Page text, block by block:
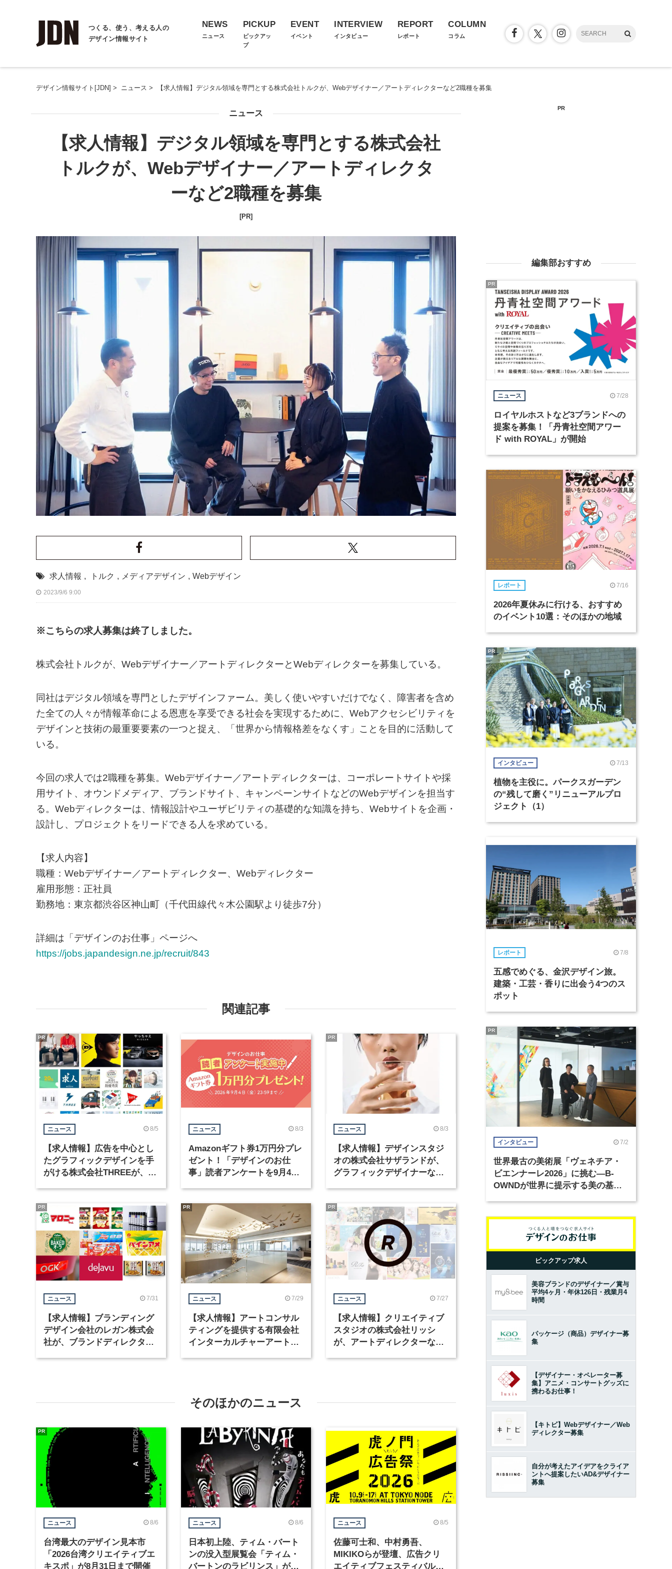
つくる、使う、考える人の
デザイン情報サイト
NEWS
ニュース
PICKUP
ピックアッ
プ
EVENT
イベント
INTERVIEW
インタビュー
REPORT
レポート
COLUMN
コラム
デザイン情報サイト[JDN] > ニュース > 【求人情報】デジタル領域を専門とする株式会社トルクが、Webデザイナー／アートディレクターなど2職種を募集
ニュース
【求人情報】デジタル領域を専門とする株式会社
トルクが、Webデザイナー／アートディレクタ
ーなど2職種を募集
[PR]
求人情報 , トルク , メディアデザイン , Webデザイン
2023/9/6 9:00
※こちらの求人募集は終了しました。
株式会社トルクが、Webデザイナー／アートディレクターとWebディレクターを募集している。
同社はデジタル領域を専門としたデザインファーム。美しく使いやすいだけでなく、障害者を含め
た全ての人々が情報革命による恩恵を享受できる社会を実現するために、Webアクセシビリティを
デザインと技術の最重要要素の一つと捉え、「世界から情報格差をなくす」ことを目的に活動して
いる。
今回の求人では2職種を募集。Webデザイナー／アートディレクターは、コーポレートサイトや採
用サイト、オウンドメディア、ブランドサイト、キャンペーンサイトなどのWebデザインを担当す
る。Webディレクターは、情報設計やユーザビリティの基礎的な知識を持ち、Webサイトを企画・
設計し、プロジェクトをリードできる人を求めている。
【求人内容】
職種：Webデザイナー／アートディレクター、Webディレクター
雇用形態：正社員
勤務地：東京都渋谷区神山町（千代田線代々木公園駅より徒歩7分）
詳細は「デザインのお仕事」ページへ
https://jobs.japandesign.ne.jp/recruit/843
関連記事
ニュース 8/5
【求人情報】広告を中心とし
たグラフィックデザインを手
がける株式会社THREEが、グ
PR
ニュース 8/3
Amazonギフト券1万円分プレ
ゼント！「デザインのお仕
事」読者アンケートを9月4日
ニュース 8/3
【求人情報】デザインスタジ
オの株式会社サザランドが、
グラフィックデザイナーなど2
PR
ニュース 7/31
【求人情報】ブランディング
デザイン会社のレガン株式会
社が、ブランドディレクター
PR
ニュース 7/29
【求人情報】アートコンサル
ティングを提供する有限会社
インターカルチャーアート
PR
ニュース 7/27
【求人情報】クリエイティブ
スタジオの株式会社リッシ
が、アートディレクターなど2
PR
そのほかのニュース
ニュース 8/6
台湾最大のデザイン見本市
「2026台湾クリエイティブエ
キスポ」が8月31日まで開催
PR
ニュース 8/6
日本初上陸、ティム・バート
ンの没入型展覧会「ティム・
バートンのラビリンス」が東
ニュース 8/5
佐藤可士和、中村勇吾、
MIKIKOらが登壇、広告クリ
エイティブフェスティバル
PR
編集部おすすめ
ニュース 7/28
ロイヤルホストなど3ブランドへの
提案を募集！「丹青社空間アワー
ド with ROYAL」が開始
PR
レポート 7/16
2026年夏休みに行ける、おすすめ
のイベント10選：そのほかの地域
インタビュー 7/13
植物を主役に。パークスガーデン
の“残して磨く”リニューアルプロ
ジェクト（1）
PR
レポート 7/8
五感でめぐる、金沢デザイン旅。
建築・工芸・香りに出会う4つのス
ポット
インタビュー 7/2
世界最古の美術展「ヴェネチア・
ビエンナーレ2026」に挑む―B-
OWNDが世界に提示する美の基準
PR
ピックアップ求人
美容ブランドのデザイナー／賞与
平均4ヶ月・年休126日・残業月4
時間
パッケージ（商品）デザイナー募
集
【デザイナー・オペレーター募
集】アニメ・コンサートグッズに
携わるお仕事！
【キトビ】Webデザイナー／Web
ディレクター募集
自分が考えたアイデアをクライア
ントへ提案したいAD&デザイナー
募集